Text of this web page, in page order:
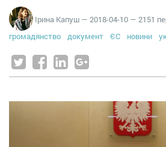
Ірина Капуш — 2018-04-10 — 2151
громадянство
документ ЄС новини